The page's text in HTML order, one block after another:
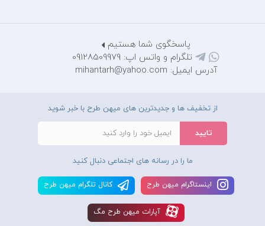
پاسخگوی شما هستیم
تلگرام و واتس اپ: 09128509979
آدرس ایمیل: mihantarh@yahoo.com
از تخفیف ها و جدیدترین های میهن طرح با خبر شوید
ما را در رسانه های اجتماعی دنبال کنید
اينستاگرام ميهن طرح کانال تلگرام ميهن طرح
آپارات ميهن طرح مگ